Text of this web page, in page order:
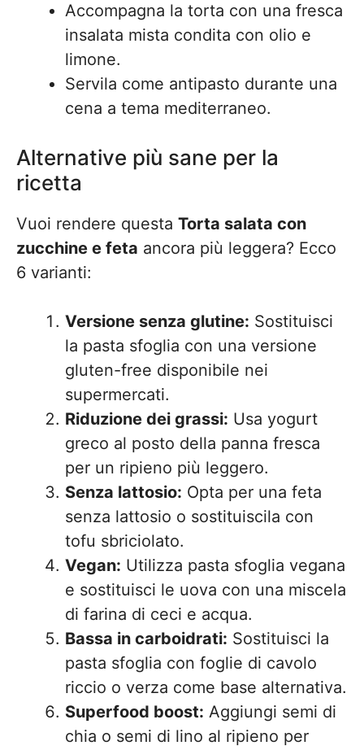
Accompagna la torta con una fresca
insalata mista condita con olio e
limone.
Servila come antipasto durante una
cena a tema mediterraneo.
Alternative più sane per la
ricetta
Vuoi rendere questa Torta salata con
zucchine e feta ancora più leggera? Ecco
6 varianti:
Versione senza glutine: Sostituisci
la pasta sfoglia con una versione
gluten-free disponibile nei
supermercati.
Riduzione dei grassi: Usa yogurt
greco al posto della panna fresca
per un ripieno più leggero.
Senza lattosio: Opta per una feta
senza lattosio o sostituiscila con
tofu sbriciolato.
Vegan: Utilizza pasta sfoglia vegana
e sostituisci le uova con una miscela
di farina di ceci e acqua.
Bassa in carboidrati: Sostituisci la
pasta sfoglia con foglie di cavolo
riccio o verza come base alternativa.
Superfood boost: Aggiungi semi di
chia o semi di lino al ripieno per